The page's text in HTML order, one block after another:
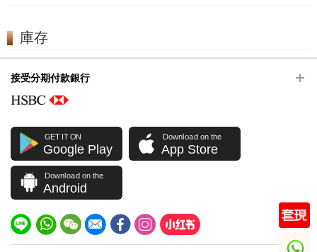
庫存
接受分期付款銀行
GET IT ON
Google Play
Download on the
App Store
Download on the
Android